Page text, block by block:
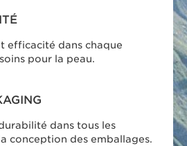
efficacité dans chaque
pour la peau.
dans tous les
conception des emballages.